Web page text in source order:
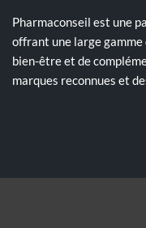
Pharmaconseil est une
offrant une large gamme
bien-être et de
marques reconnues et